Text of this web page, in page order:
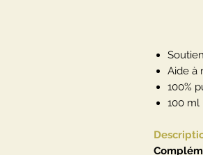
Aide à
100%
100 ml